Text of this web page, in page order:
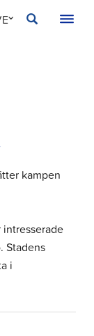
kampen
Stadens
i